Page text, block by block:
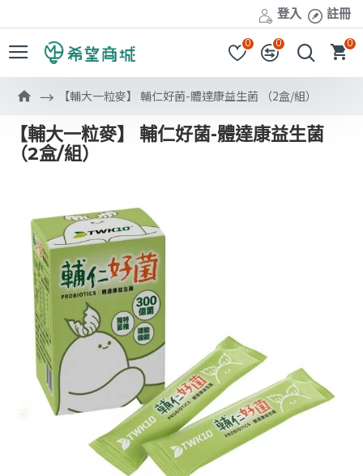
登入 註冊
0 0 0
【輔大一粒麥】 輔仁好菌-體達康益生菌 （2盒/組）
【輔大一粒麥】 輔仁好菌-體達康益生菌
（2盒/組）